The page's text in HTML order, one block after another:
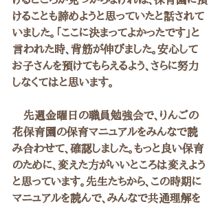
けることも諦めようと思っていたと話されて
いました。「ここに決まってよかったです」と
言われた時、背筋が伸びました。安心して
お子さんを預けてもらえるよう、さらに努力
しなくてはと思います。
先週金曜日の職員勉強会で、りんごの
花保育園の保育マニュアルをみんなで読
み合わせて、確認しました。もっと良い保育
のために、変えた方がいいところは変えよう
と思っています。先生たちから、この時期に
マニュアルを読んで、みんなで共通理解を